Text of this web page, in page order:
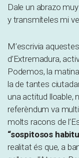
Dale un abrazo
y transmíteles mi
M’escrivia
d’Extremadura,
Podemos, la
la de tantes
una actitud lloable,
referèndum va
molts racons de
“sospitosos
realitat és que, a